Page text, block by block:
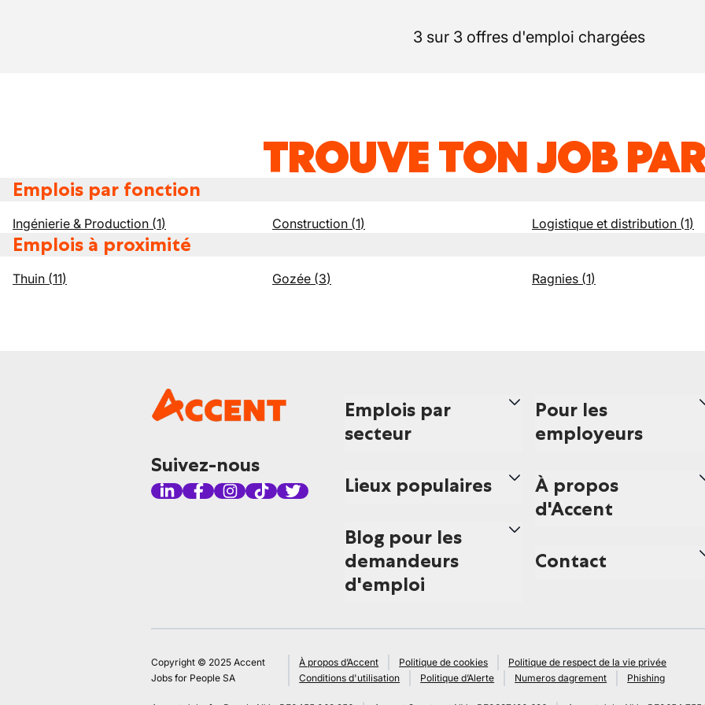
3 sur 3 offres d'emploi chargées
TROUVE TON JOB
Emplois par fonction
Ingénierie & Production (1) Construction (1) Logistique et distribution (1)
Emplois à proximité
Thuin (11) Gozée (3) Ragnies (1)
Suivez-nous
Emplois par
secteur
Lieux populaires
Blog pour les
demandeurs
d'emploi
Pour les
employeurs
À propos
d'Accent
Contact
Copyright © 2025 Accent
Jobs for People SA
À propos d’Accent Politique de cookies
Politique de respect de la vie privée
Conditions d'utilisation
Politique d’Alerte Numeros dagrement Phishing